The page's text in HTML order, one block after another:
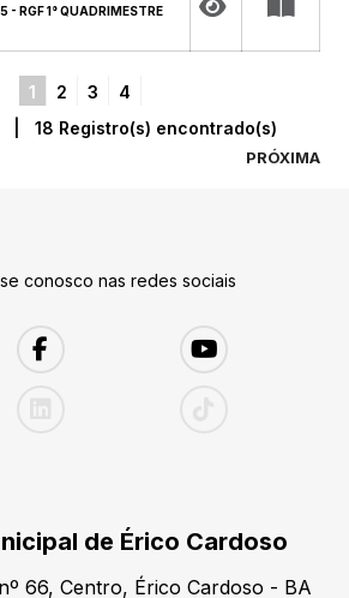
RGF 1° QUADRIMESTRE
1 2 3 4
| 18 Registro(s) encontrado(s)
PRÓXIMA
conosco nas redes sociais
de Érico Cardoso
66, Centro, Érico Cardoso - BA